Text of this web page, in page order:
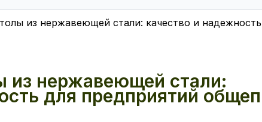
из нержавеющей стали: качество и
из нержавеющей стали:
для предприятий